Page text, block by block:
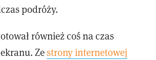
podróży.
również coś na czas
Zestrony internetowej